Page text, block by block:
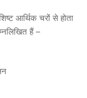
आर्थिक चरों से होता
हैं –